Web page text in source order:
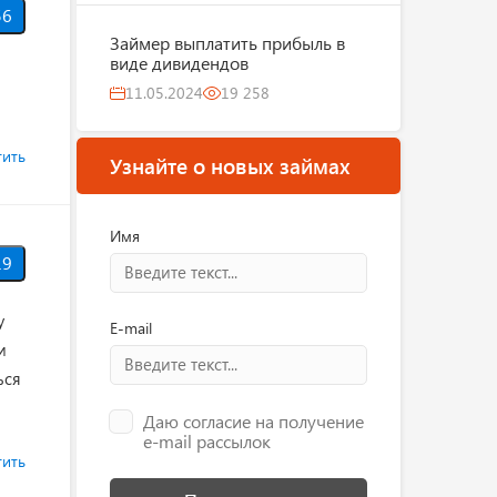
Займер выплатить прибыль в
виде дивидендов
11.05.2024 19 258
Узнайте о новых займах
Имя
E-mail
Даю согласие на получение
e-mail рассылок